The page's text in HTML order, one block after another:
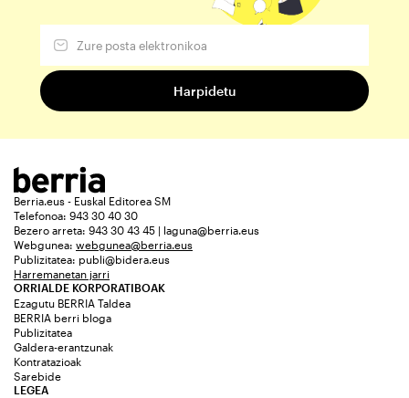
Berria.eus - Euskal Editorea SM
Telefonoa: 943 30 40 30
Bezero arreta: 943 30 43 45 | laguna@berria.eus
Webgunea: webgunea@berria.eus
Publizitatea: publi@bidera.eus
Harremanetan jarri
ORRIALDE KORPORATIBOAK
Ezagutu BERRIA Taldea
BERRIA berri bloga
Publizitatea
Galdera-erantzunak
Kontratazioak
Sarebide
LEGEA